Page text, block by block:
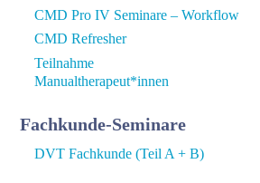
CMD Pro IV Seminare – Workflow
CMD Refresher
Teilnahme
Manualtherapeut*innen
Fachkunde-Seminare
DVT Fachkunde (Teil A + B)